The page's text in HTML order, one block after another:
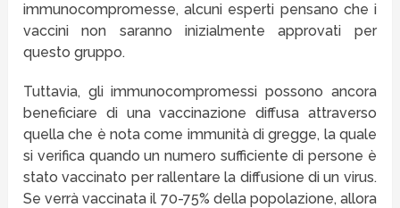
immunocompromesse, alcuni esperti pensano che i
vaccini non saranno inizialmente approvati per
questo gruppo.
Tuttavia, gli immunocompromessi possono ancora
beneficiare di una vaccinazione diffusa attraverso
quella che è nota come immunità di gregge, la quale
si verifica quando un numero sufficiente di persone è
stato vaccinato per rallentare la diffusione di un virus.
Se verrà vaccinata il 70-75% della popolazione, allora